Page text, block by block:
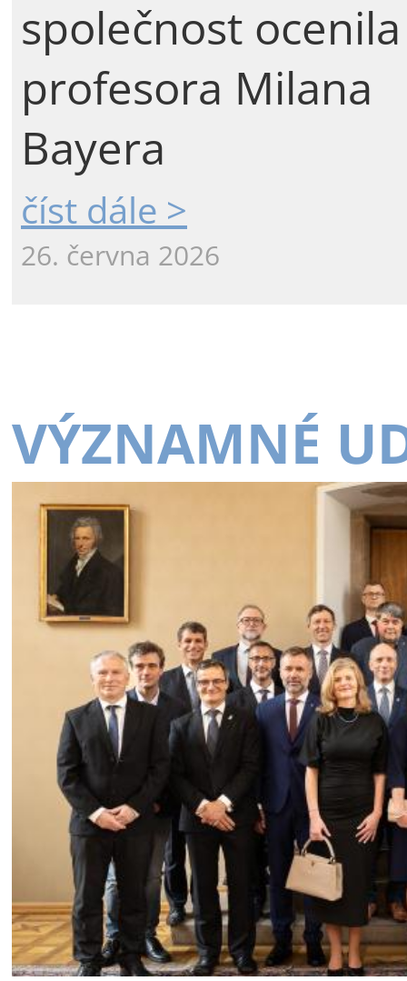
společnost ocenila
profesora Milana
Bayera
číst dále >
26. června 2026
VÝZNAMNÉ